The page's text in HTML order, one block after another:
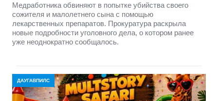
Медработника обвиняют в попытке убийства своего
сожителя и малолетнего сына с помощью
лекарственных препаратов. Прокуратура раскрыла
новые подробности уголовного дела, о котором ранее
уже неоднократно сообщалось.
ДАУГАВПИЛС